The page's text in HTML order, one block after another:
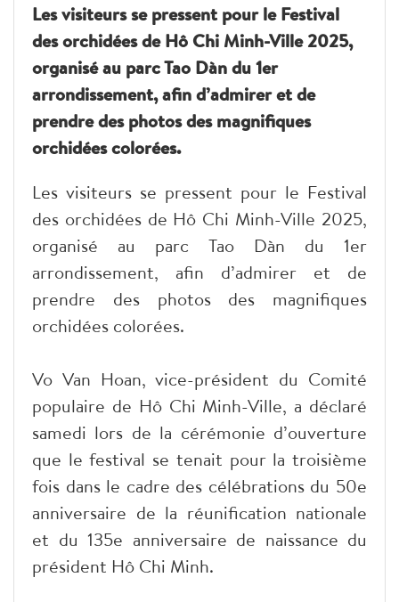
Les visiteurs se pressent pour le Festival
des orchidées de Hô Chi Minh-Ville 2025,
organisé au parc Tao Dàn du 1er
arrondissement, afin d’admirer et de
prendre des photos des magnifiques
orchidées colorées.
Les visiteurs se pressent pour le Festival
des orchidées de Hô Chi Minh-Ville 2025,
organisé au parc Tao Dàn du 1er
arrondissement, afin d’admirer et de
prendre des photos des magnifiques
orchidées colorées.
Vo Van Hoan, vice-président du Comité
populaire de Hô Chi Minh-Ville, a déclaré
samedi lors de la cérémonie d’ouverture
que le festival se tenait pour la troisième
fois dans le cadre des célébrations du 50e
anniversaire de la réunification nationale
et du 135e anniversaire de naissance du
président Hô Chi Minh.